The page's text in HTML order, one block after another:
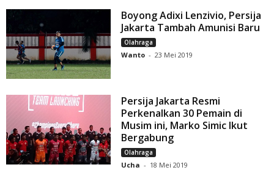
Boyong Adixi Lenzivio, Persija
Jakarta Tambah Amunisi Baru
Olahraga
Wanto - 23 Mei 2019
Persija Jakarta Resmi
Perkenalkan 30 Pemain di
Musim ini, Marko Simic Ikut
Bergabung
Olahraga
Ucha - 18 Mei 2019